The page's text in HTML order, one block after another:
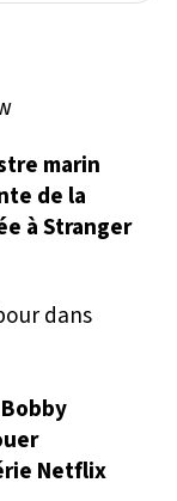
marin
de la
à Stranger
Netflix